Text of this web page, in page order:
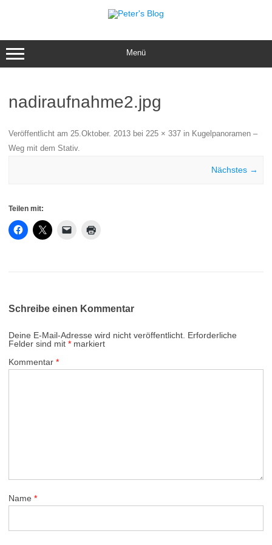
Menü
nadiraufnahme2.jpg
Veröffentlicht am 25.Oktober. 2013 bei 225 × 337 in Kugelpanoramen –
Weg mit dem Stativ.
Nächstes →
Teilen mit:
Schreibe einen Kommentar
Deine E-Mail-Adresse wird nicht veröffentlicht. Erforderliche
Felder sind mit * markiert
Kommentar *
Name *